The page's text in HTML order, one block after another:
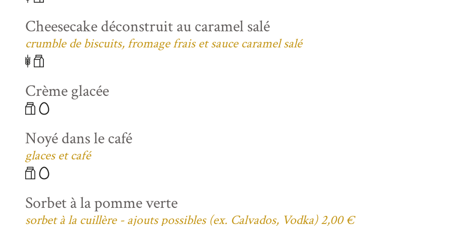
Cheesecake déconstruit au caramel salé
crumble de biscuits, fromage frais et sauce caramel salé
Crème glacée
Noyé dans le café
glaces et café
Sorbet à la pomme verte
sorbet à la cuillère - ajouts possibles (ex. Calvados, Vodka) 2,00 €